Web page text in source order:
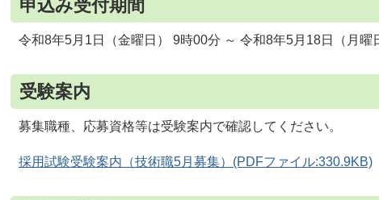
申込み受付期間
令和8年5月1日（金曜日） 9時00分 ～ 令和8年5月18日（月曜
受験案内
募集職種、応募資格等は受験案内で確認してください。
採用試験受験案内（技術職5月募集）(PDFファイル:330.9KB)